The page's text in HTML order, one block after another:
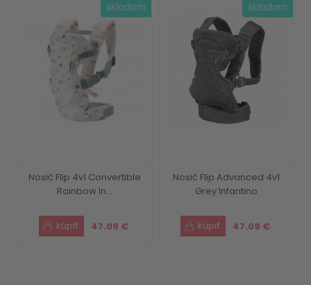
Nosič Flip 4v1 Convertible
Rainbow In...
47.09 €
skladom
Nosič Flip Advanced 4v1
Grey Infantino
47.09 €
skladom